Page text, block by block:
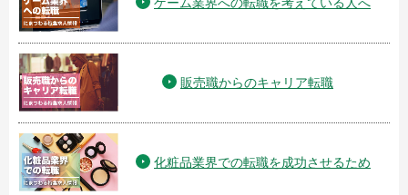
販売職からのキャリア転職
化粧品業界での転職を成功させるため